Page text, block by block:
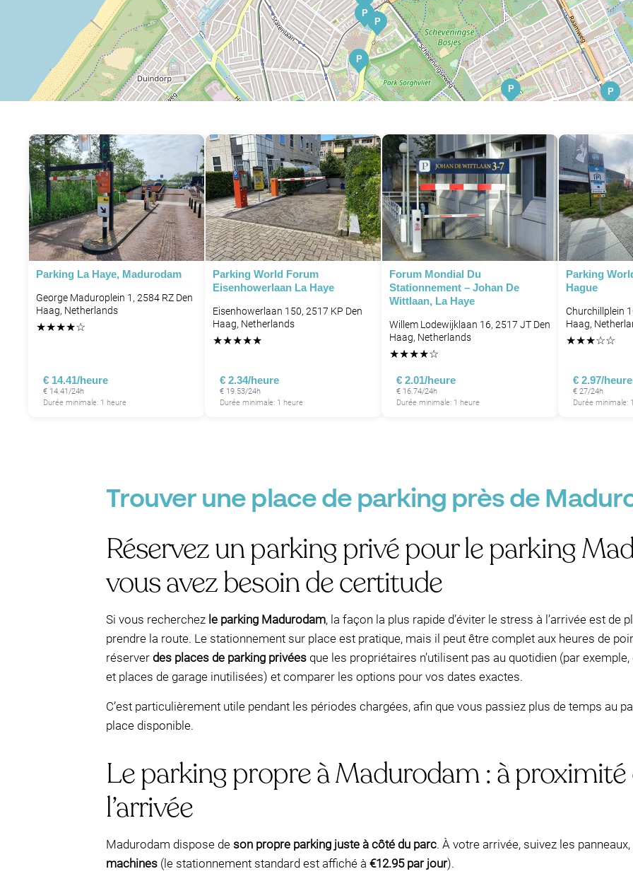
P
P
P
P
P
P P
P
P
P
P
P
P
P
Parking La Haye, Madurodam
George Maduroplein 1, 2584 RZ Den
Haag, Netherlands
★★★★☆
€ 14.41/heure
€ 14.41/24h
Durée minimale: 1 heure
Parking World Forum
Eisenhowerlaan La Haye
Eisenhowerlaan 150, 2517 KP Den
Haag, Netherlands
★★★★★
€ 2.34/heure
€ 19.53/24h
Durée minimale: 1 heure
Forum Mondial Du
Stationnement – Johan De
Wittlaan, La Haye
Willem Lodewijklaan 16, 2517 JT Den
Haag, Netherlands
★★★★☆
€ 2.01/heure
€ 16.74/24h
Durée minimale: 1 heure
Parking
Hague
Churchillplein
Haag,
★★★☆☆
€ 2.97/heure
€ 27/24h
Durée minimale:
Trouver une place de parking près de
Réservez un parking privé pour le parking
vous avez besoin de certitude
Si vous recherchez le parking Madurodam, la façon la plus rapide d’éviter le stress à l’arrivée est de
prendre la route. Le stationnement sur place est pratique, mais il peut être complet aux heures de
réserver des places de parking privées que les propriétaires n’utilisent pas au quotidien (par
et places de garage inutilisées) et comparer les options pour vos dates exactes.
C’est particulièrement utile pendant les périodes chargées, afin que vous passiez plus de temps au
place disponible.
Le parking propre à Madurodam : à
l’arrivée
Madurodam dispose de son propre parking juste à côté du parc. À votre arrivée, suivez les
machines (le stationnement standard est affiché à €12.95 par jour).